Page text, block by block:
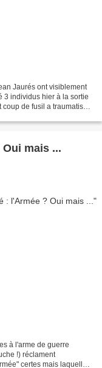
Jaurés ont visiblement
3 individus hier à la sortie
de fusil a traumatisé
mais ...
à l'arme de guerre
!) réclament
certes mais laquelle